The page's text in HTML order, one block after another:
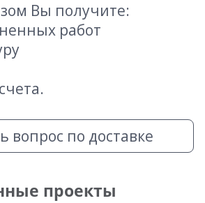
Вы получите:
работ
вопрос по доставке
проекты